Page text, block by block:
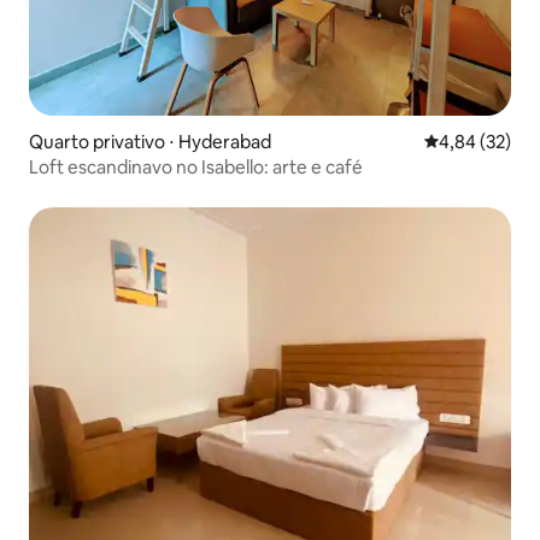
Quarto privativo ⋅ Hyderabad 4,84 de uma
4,84 (32)
Loft escandinavo no Isabello: arte e café